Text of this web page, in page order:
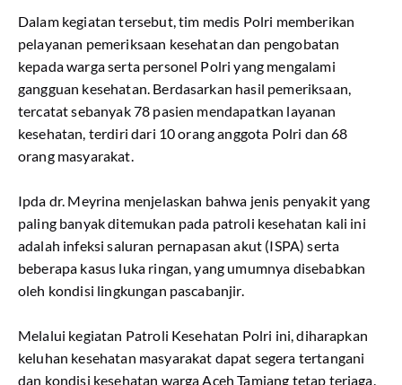
Dalam kegiatan tersebut, tim medis Polri memberikan
pelayanan pemeriksaan kesehatan dan pengobatan
kepada warga serta personel Polri yang mengalami
gangguan kesehatan. Berdasarkan hasil pemeriksaan,
tercatat sebanyak 78 pasien mendapatkan layanan
kesehatan, terdiri dari 10 orang anggota Polri dan 68
orang masyarakat.
Ipda dr. Meyrina menjelaskan bahwa jenis penyakit yang
paling banyak ditemukan pada patroli kesehatan kali ini
adalah infeksi saluran pernapasan akut (ISPA) serta
beberapa kasus luka ringan, yang umumnya disebabkan
oleh kondisi lingkungan pascabanjir.
Melalui kegiatan Patroli Kesehatan Polri ini, diharapkan
keluhan kesehatan masyarakat dapat segera tertangani
dan kondisi kesehatan warga Aceh Tamiang tetap terjaga.